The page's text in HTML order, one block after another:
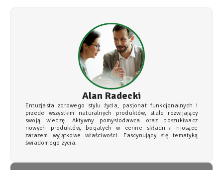
Alan Radecki
Entuzjasta zdrowego stylu życia, pasjonat funkcjonalnych i
przede wszystkim naturalnych produktów, stale rozwijający
swoją wiedzę. Aktywny pomysłodawca oraz poszukiwacz
nowych produktów, bogatych w cenne składniki niosące
zarazem wyjątkowe właściwości. Fascynujący się tematyką
świadomego życia.